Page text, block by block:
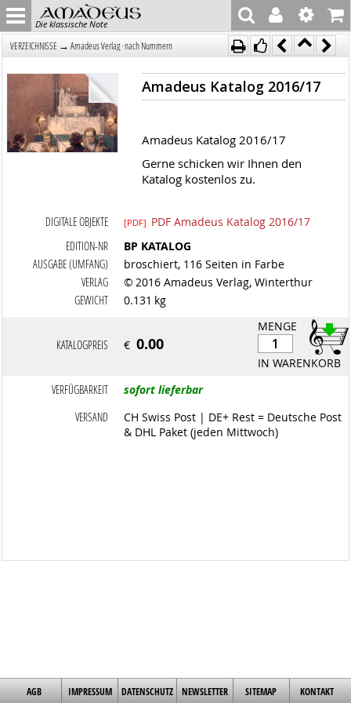
Die klassische Note
VERZEICHNISSE → Amadeus Verlag · nach Nummern
Amadeus Katalog 2016/17
Amadeus Katalog 2016/17
Gerne schicken wir Ihnen den
Katalog kostenlos zu.
DIGITALE OBJEKTE [PDF] PDF Amadeus Katalog 2016/17
EDITION-NR
BP KATALOG
AUSGABE (UMFANG)
broschiert, 116 Seiten in Farbe
VERLAG
© 2016 Amadeus Verlag, Winterthur
GEWICHT
0.131 kg
MENGE
IN WARENKORB
KATALOGPREIS €0.00
VERFÜGBARKEIT
sofort lieferbar
VERSAND
CH Swiss Post | DE+ Rest = Deutsche Post
& DHL Paket (jeden Mittwoch)
AGB IMPRESSUM DATENSCHUTZ NEWSLETTER SITEMAP KONTAKT